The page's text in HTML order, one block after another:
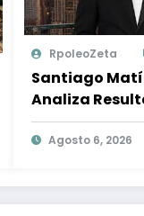
RpoleoZeta
Santiago
Analiza
Encuesta
Internacional
República
Tendencias y
Agosto 6, 2026